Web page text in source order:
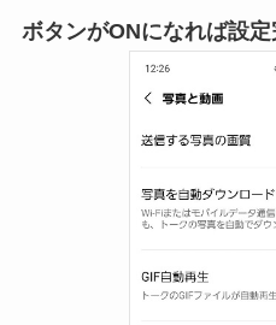
ボタンがONになれば設定